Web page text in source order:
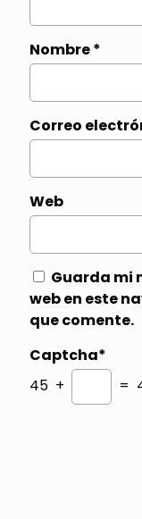
Nombre*
Correo
Web
Guarda mi
web en este
que comente.
Captcha*
45 +
=